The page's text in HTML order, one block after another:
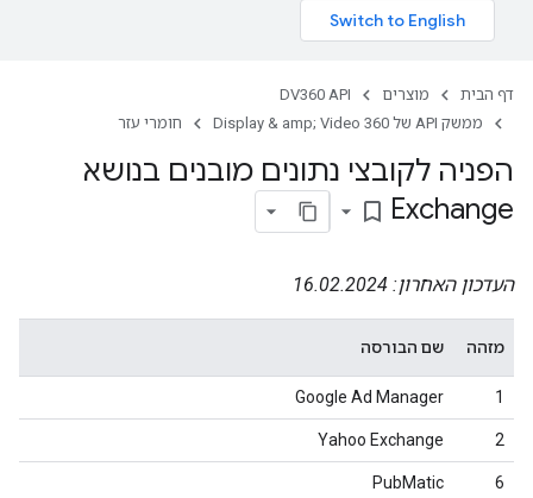
דף הבית מוצרים
DV360 API
ממשק API של Display & amp; Video 360
חומרי עזר
הפניה לקובצי נתונים מובנים בנושא
Exchange
bookmark_border
העדכון האחרון: 16.02.2024
מזהה שם הבורסה
1
Google Ad Manager
2
Yahoo Exchange
6
PubMatic